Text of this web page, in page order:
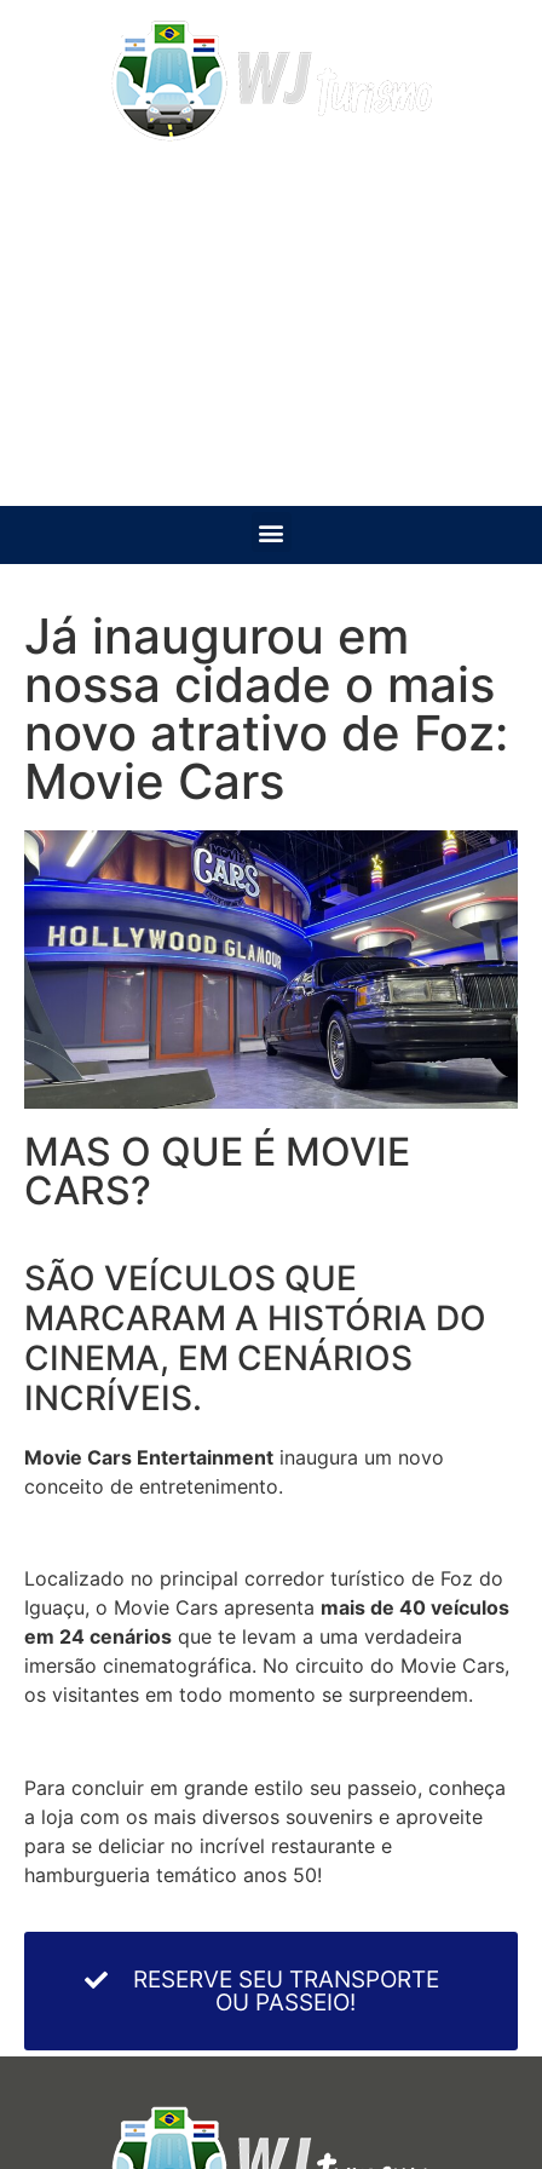
Já inaugurou em
nossa cidade o mais
novo atrativo de Foz:
Movie Cars
MAS O QUE É MOVIE
CARS?
SÃO VEÍCULOS QUE
MARCARAM A HISTÓRIA DO
CINEMA, EM CENÁRIOS
INCRÍVEIS.
Movie Cars Entertainment inaugura um novo
conceito de entretenimento.
Localizado no principal corredor turístico de Foz do
Iguaçu, o Movie Cars apresenta mais de 40 veículos
em 24 cenários que te levam a uma verdadeira
imersão cinematográfica. No circuito do Movie Cars,
os visitantes em todo momento se surpreendem.
Para concluir em grande estilo seu passeio, conheça
a loja com os mais diversos souvenirs e aproveite
para se deliciar no incrível restaurante e
hamburgueria temático anos 50!
RESERVE SEU TRANSPORTE
OU PASSEIO!